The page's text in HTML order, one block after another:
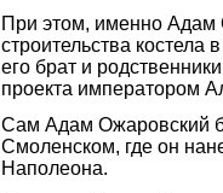
При этом, именно Адам
строительства
его брат и
проекта императором
Сам Адам Ожаровский
Смоленском, где он
Наполеона.